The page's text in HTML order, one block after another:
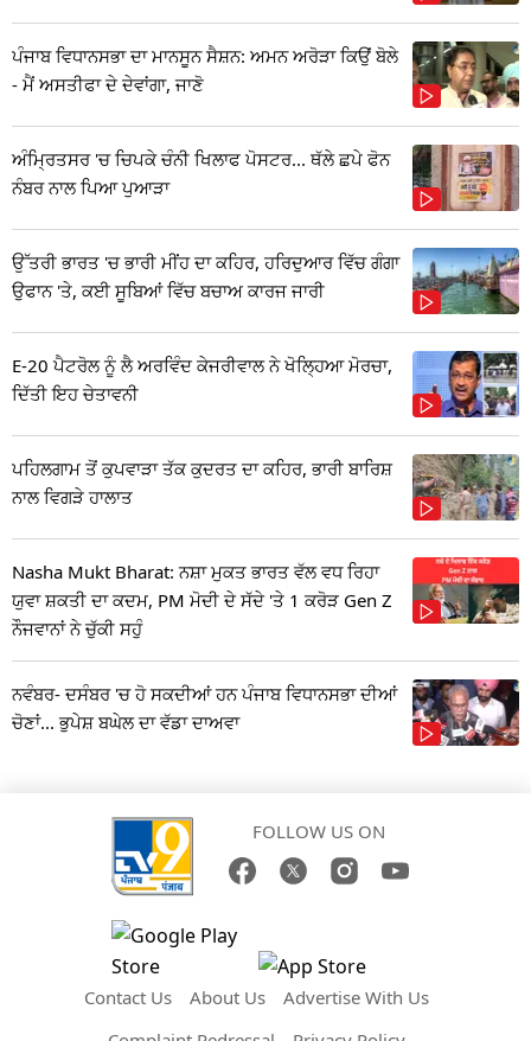
ਪੰਜਾਬ ਵਿਧਾਨਸਭਾ ਦਾ ਮਾਨਸੂਨ ਸੈਸ਼ਨ: ਅਮਨ ਅਰੋੜਾ ਕਿਉਂ ਬੋਲੇ
- ਮੈਂ ਅਸਤੀਫਾ ਦੇ ਦੇਵਾਂਗਾ, ਜਾਣੋ
ਅੰਮ੍ਰਿਤਸਰ 'ਚ ਚਿਪਕੇ ਚੰਨੀ ਖਿਲਾਫ ਪੋਸਟਰ... ਥੱਲੇ ਛਪੇ ਫੋਨ
ਨੰਬਰ ਨਾਲ ਪਿਆ ਪੁਆੜਾ
ਉੱਤਰੀ ਭਾਰਤ 'ਚ ਭਾਰੀ ਮੀਂਹ ਦਾ ਕਹਿਰ, ਹਰਿਦੁਆਰ ਵਿੱਚ ਗੰਗਾ
ਉਫਾਨ 'ਤੇ, ਕਈ ਸੂਬਿਆਂ ਵਿੱਚ ਬਚਾਅ ਕਾਰਜ ਜਾਰੀ
E-20 ਪੈਟਰੋਲ ਨੂੰ ਲੈ ਅਰਵਿੰਦ ਕੇਜਰੀਵਾਲ ਨੇ ਖੋਲ੍ਹਿਆ ਮੋਰਚਾ,
ਦਿੱਤੀ ਇਹ ਚੇਤਾਵਨੀ
ਪਹਿਲਗਾਮ ਤੋਂ ਕੁਪਵਾੜਾ ਤੱਕ ਕੁਦਰਤ ਦਾ ਕਹਿਰ, ਭਾਰੀ ਬਾਰਿਸ਼
ਨਾਲ ਵਿਗੜੇ ਹਾਲਾਤ
Nasha Mukt Bharat: ਨਸ਼ਾ ਮੁਕਤ ਭਾਰਤ ਵੱਲ ਵਧ ਰਿਹਾ
ਯੁਵਾ ਸ਼ਕਤੀ ਦਾ ਕਦਮ, PM ਮੋਦੀ ਦੇ ਸੱਦੇ 'ਤੇ 1 ਕਰੋੜ Gen Z
ਨੌਜਵਾਨਾਂ ਨੇ ਚੁੱਕੀ ਸਹੁੰ
ਨਵੰਬਰ- ਦਸੰਬਰ 'ਚ ਹੋ ਸਕਦੀਆਂ ਹਨ ਪੰਜਾਬ ਵਿਧਾਨਸਭਾ ਦੀਆਂ
ਚੋਣਾਂ... ਭੁਪੇਸ਼ ਬਘੇਲ ਦਾ ਵੱਡਾ ਦਾਅਵਾ
FOLLOW US ON
Contact Us About Us
Advertise With Us